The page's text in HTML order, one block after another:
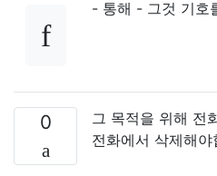
- 통해 - 그것 기호
0
그 목적을 위해 전
전화에서 삭제해야